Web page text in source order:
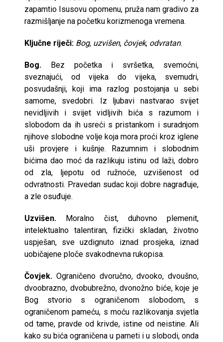
zapamtio Isusovu opomenu, pruža nam gradivo za
razmišljanje na početku korizmenoga vremena.
Ključne riječi: Bog, uzvišen, čovjek, odvratan.
Bog. Bez početka i svršetka, svemoćni,
sveznajući, od vijeka do vijeka, svemudri,
posvudašnji, koji ima razlog postojanja u sebi
samome, svedobri. Iz ljubavi nastvarao svijet
nevidljivih i svijet vidljivih bića s razumom i
slobodom da ih usreći s pristankom i suradnjom
njihove slobodne volje koja mora proći kroz iglene
uši provjere i kušnje. Razumnim i slobodnim
bićima dao moć da razlikuju istinu od laži, dobro
od zla, ljepotu od ružnoće, uzvišenost od
odvratnosti. Pravedan sudac koji dobre nagrađuje,
a zle osuđuje.
Uzvišen. Moralno čist, duhovno plemenit,
intelektualno talentiran, fizički skladan, životno
uspješan, sve uzdignuto iznad prosjeka, iznad
uobičajene ploče svakodnevna rukopisa.
Čovjek. Ograničeno dvoručno, dvooko, dvoušno,
dvoobrazno, dvobubrežno, dvonožno biće, koje je
Bog stvorio s ograničenom slobodom, s
ograničenom pameću, s moću razlikovanja svjetla
od tame, pravde od krivde, istine od neistine. Ali
kako su bića ograničena u pameti i u slobodi, onda